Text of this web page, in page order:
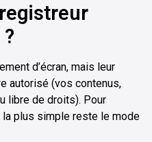
d’écran, mais leur
autorisé (vos contenus,
libre de droits). Pour
plus simple reste le mode